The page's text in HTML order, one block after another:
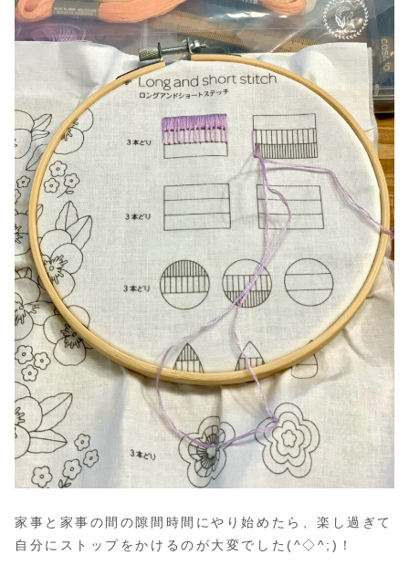
家事と家事の間の隙間時間にやり始めたら、楽し過ぎて
自分にストップをかけるのが大変でした(^◇^;)！